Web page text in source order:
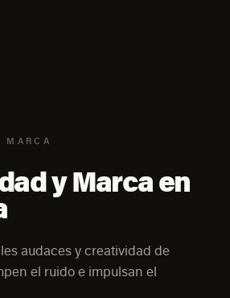
y Marca en
audaces y creatividad de
el ruido e impulsan el